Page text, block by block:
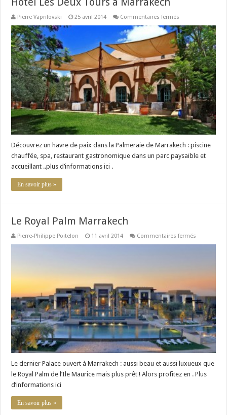
Pierre Vaprilovski 25 avril 2014 Commentaires fermés
Les
Deux
Tours
à
Marrakech
Découvrez un havre de paix dans la Palmeraie de Marrakech : piscine
chauffée, spa, restaurant gastronomique dans un parc paysaible et
accueillant ..plus d’informations ici .
En savoir plus »
Le Royal Palm Marrakech
Pierre-Philippe Poitelon 11 avril 2014 Commentaires fermés
Le dernier Palace ouvert à Marrakech : aussi beau et aussi luxueux que
le Royal Palm de l’Ile Maurice mais plus prêt ! Alors profitez en . Plus
d’informations ici
En savoir plus »